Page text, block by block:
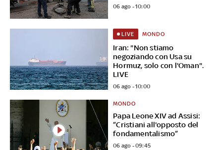
06 ago - 10:00
Iran: "Non stiamo
negoziando con Usa su
Hormuz, solo con l'Oman".
LIVE
LIVE MONDO
06 ago - 10:00
Papa Leone XIV ad Assisi:
”Cristiani all'opposto del
fondamentalismo”
MONDO
06 ago - 09:45